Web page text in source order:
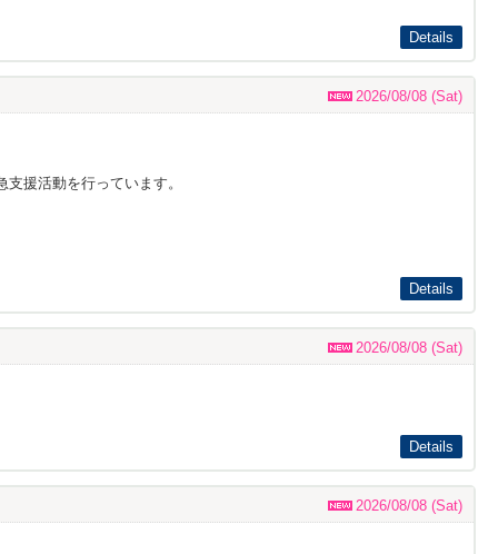
Details
2026/08/08 (Sat)
援活動を行っています。
Details
2026/08/08 (Sat)
Details
2026/08/08 (Sat)